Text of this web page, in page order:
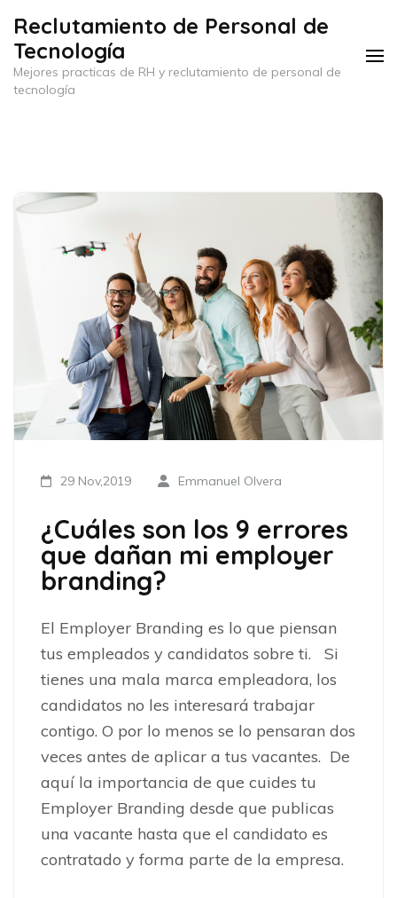
contenido
(presiona
Reclutamiento de Personal de
Tecnología
Mejores practicas de RH y reclutamiento de personal de
tecnología
29 Nov,2019 Emmanuel Olvera
¿Cuáles son los 9 errores
que dañan mi employer
branding?
El Employer Branding es lo que piensan
tus empleados y candidatos sobre ti. Si
tienes una mala marca empleadora, los
candidatos no les interesará trabajar
contigo. O por lo menos se lo pensaran dos
veces antes de aplicar a tus vacantes. De
aquí la importancia de que cuides tu
Employer Branding desde que publicas
una vacante hasta que el candidato es
contratado y forma parte de la empresa.